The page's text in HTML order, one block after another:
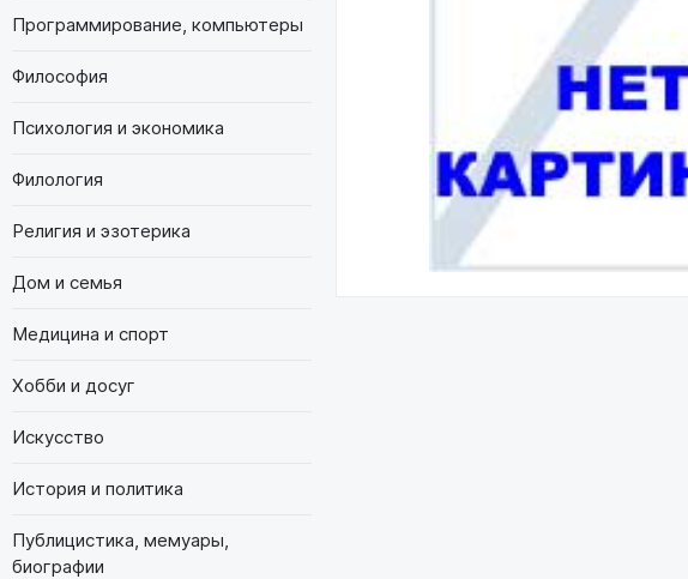
Программирование, компьютеры
Философия
Психология и экономика
Филология
Религия и эзотерика
Дом и семья
Медицина и спорт
Хобби и досуг
Искусство
История и политика
Публицистика, мемуары,
биографии